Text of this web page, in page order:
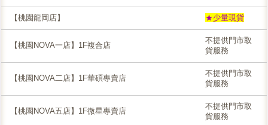
【桃園龍岡店】 ★少量現貨
【桃園NOVA一店】1F複合店
不提供門市取
貨服務
【桃園NOVA二店】1F華碩專賣店
不提供門市取
貨服務
【桃園NOVA五店】1F微星專賣店
不提供門市取
貨服務